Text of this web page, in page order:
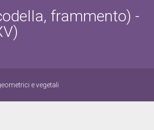
frammento) -
e vegetali